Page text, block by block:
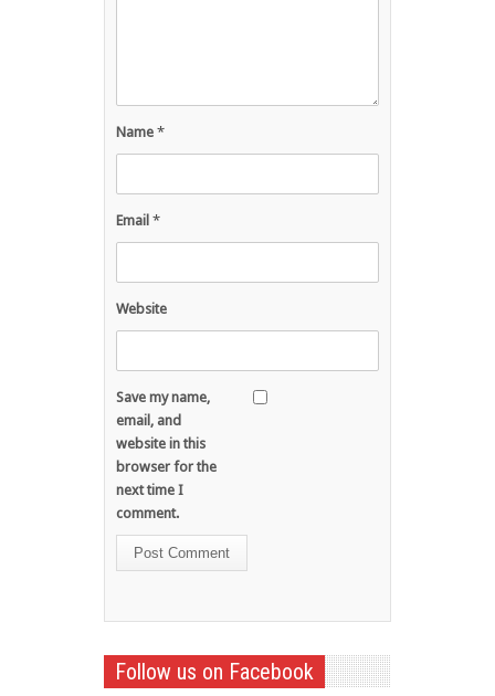
Name *
Email *
Website
Save my name,
email, and
website in this
browser for the
next time I
comment.
Follow us on Facebook